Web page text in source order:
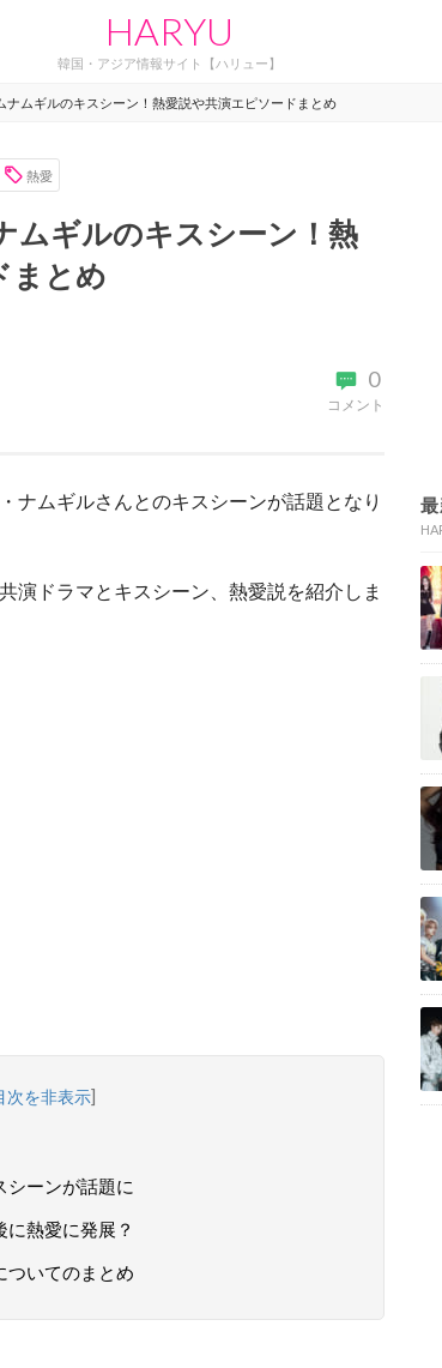
HARYU
韓国・アジア情報サイト【ハリュー】
ナムギルのキスシーン！熱愛説や共演エピソードまとめ
熱愛
ムギルのキスシーン！熱
まとめ
0
コメント
ナムギルさんとのキスシーンが話題となり
演ドラマとキスシーン、熱愛説を紹介しま
次を非表示]
シーンが話題に
熱愛に発展？
ついてのまとめ